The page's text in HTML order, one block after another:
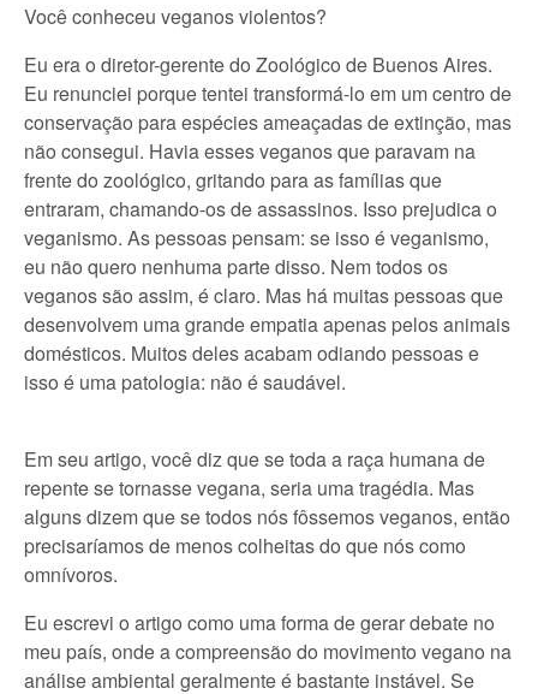
Você conheceu veganos violentos?
Eu era o diretor-gerente do Zoológico de Buenos Aires.
Eu renunciei porque tentei transformá-lo em um centro de
conservação para espécies ameaçadas de extinção, mas
não consegui. Havia esses veganos que paravam na
frente do zoológico, gritando para as famílias que
entraram, chamando-os de assassinos. Isso prejudica o
veganismo. As pessoas pensam: se isso é veganismo,
eu não quero nenhuma parte disso. Nem todos os
veganos são assim, é claro. Mas há muitas pessoas que
desenvolvem uma grande empatia apenas pelos animais
domésticos. Muitos deles acabam odiando pessoas e
isso é uma patologia: não é saudável.
Em seu artigo, você diz que se toda a raça humana de
repente se tornasse vegana, seria uma tragédia. Mas
alguns dizem que se todos nós fôssemos veganos, então
precisaríamos de menos colheitas do que nós como
omnívoros.
Eu escrevi o artigo como uma forma de gerar debate no
meu país, onde a compreensão do movimento vegano na
análise ambiental geralmente é bastante instável. Se